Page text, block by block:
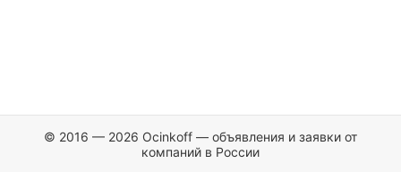
© 2016 — 2026 Ocinkoff — объявления и заявки от
компаний в России